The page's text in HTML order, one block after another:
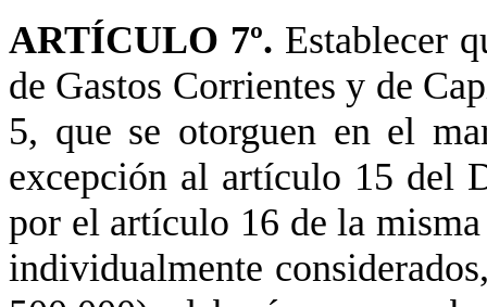
ARTÍCULO 7º. Establecer
de Gastos Corrientes y de
5, que se otorguen en el
excepción al artículo 15 del
por el artículo 16 de la
individualmente